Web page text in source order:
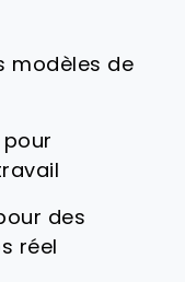
modèles de
pour
des
réel